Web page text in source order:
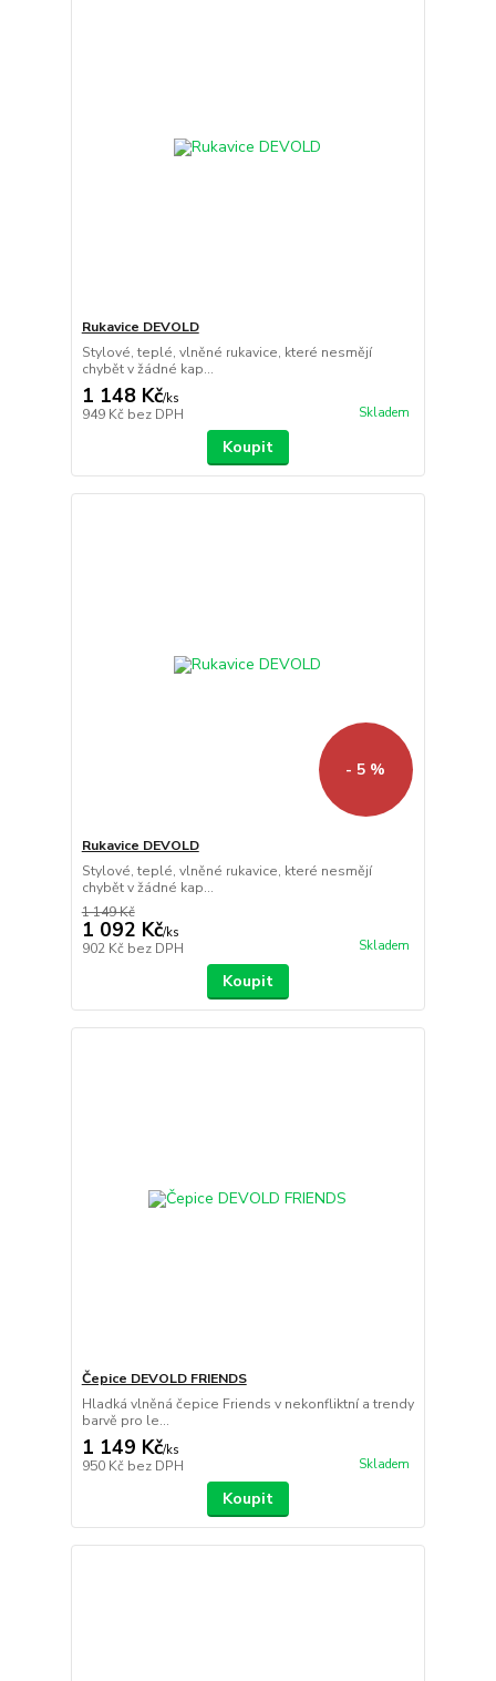
Rukavice DEVOLD
Stylové, teplé, vlněné rukavice, které nesmějí
chybět v žádné kap...
1 148 Kč/ks
949 Kč bez DPH Skladem
Koupit
- 5 %
Rukavice DEVOLD
Stylové, teplé, vlněné rukavice, které nesmějí
chybět v žádné kap...
1 149 Kč
1 092 Kč/ks
902 Kč bez DPH Skladem
Koupit
Čepice DEVOLD FRIENDS
Hladká vlněná čepice Friends v nekonfliktní a trendy
barvě pro le...
1 149 Kč/ks
950 Kč bez DPH Skladem
Koupit